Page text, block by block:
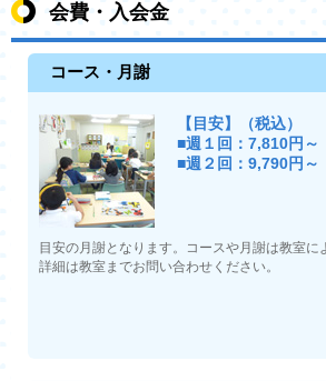
会費・入会金
コース・月謝
【目安】（税込）
■週１回：7,810円～
■週２回：9,790円～
目安の月謝となります。コースや月謝は教室に
詳細は教室までお問い合わせください。